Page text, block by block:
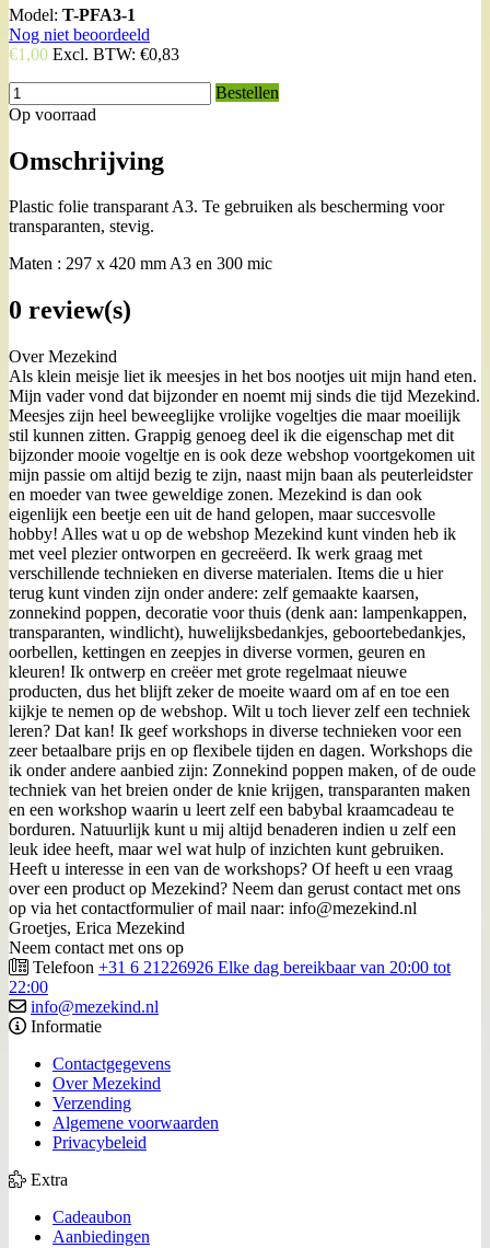
Model: T-PFA3-1
Nog niet beoordeeld
€1,00 Excl. BTW: €0,83
Bestellen
Op voorraad
Omschrijving
Plastic folie transparant A3. Te gebruiken als bescherming voor
transparanten, stevig.
Maten : 297 x 420 mm A3 en 300 mic
0 review(s)
Over Mezekind
Als klein meisje liet ik meesjes in het bos nootjes uit mijn hand eten.
Mijn vader vond dat bijzonder en noemt mij sinds die tijd Mezekind.
Meesjes zijn heel beweeglijke vrolijke vogeltjes die maar moeilijk
stil kunnen zitten. Grappig genoeg deel ik die eigenschap met dit
bijzonder mooie vogeltje en is ook deze webshop voortgekomen uit
mijn passie om altijd bezig te zijn, naast mijn baan als peuterleidster
en moeder van twee geweldige zonen. Mezekind is dan ook
eigenlijk een beetje een uit de hand gelopen, maar succesvolle
hobby! Alles wat u op de webshop Mezekind kunt vinden heb ik
met veel plezier ontworpen en gecreëerd. Ik werk graag met
verschillende technieken en diverse materialen. Items die u hier
terug kunt vinden zijn onder andere: zelf gemaakte kaarsen,
zonnekind poppen, decoratie voor thuis (denk aan: lampenkappen,
transparanten, windlicht), huwelijksbedankjes, geboortebedankjes,
oorbellen, kettingen en zeepjes in diverse vormen, geuren en
kleuren! Ik ontwerp en creëer met grote regelmaat nieuwe
producten, dus het blijft zeker de moeite waard om af en toe een
kijkje te nemen op de webshop. Wilt u toch liever zelf een techniek
leren? Dat kan! Ik geef workshops in diverse technieken voor een
zeer betaalbare prijs en op flexibele tijden en dagen. Workshops die
ik onder andere aanbied zijn: Zonnekind poppen maken, of de oude
techniek van het breien onder de knie krijgen, transparanten maken
en een workshop waarin u leert zelf een babybal kraamcadeau te
borduren. Natuurlijk kunt u mij altijd benaderen indien u zelf een
leuk idee heeft, maar wel wat hulp of inzichten kunt gebruiken.
Heeft u interesse in een van de workshops? Of heeft u een vraag
over een product op Mezekind? Neem dan gerust contact met ons
op via het contactformulier of mail naar: info@mezekind.nl
Groetjes, Erica Mezekind
Neem contact met ons op
Telefoon +31 6 21226926 Elke dag bereikbaar van 20:00 tot
22:00
info@mezekind.nl
Informatie
Contactgegevens
Over Mezekind
Verzending
Algemene voorwaarden
Privacybeleid
Extra
Cadeaubon
Aanbiedingen